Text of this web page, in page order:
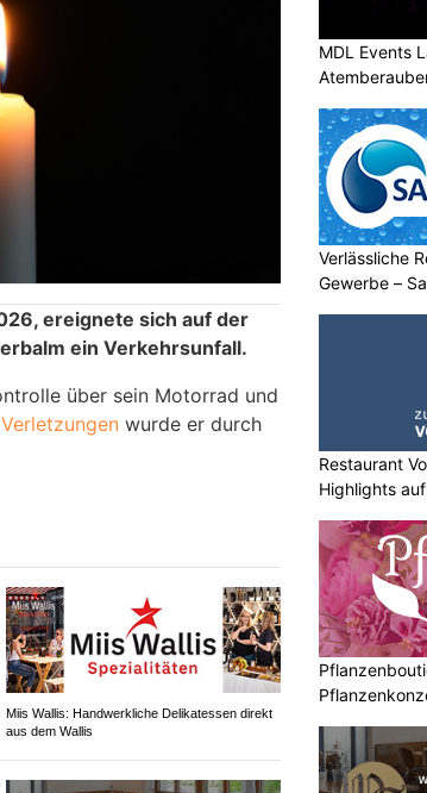
ereignete sich auf der
ein Verkehrsunfall.
über sein Motorrad und
wurde er durch
Miis Wallis: Handwerkliche Delikatessen direkt
aus dem Wallis
MDL Events
Verlässliche
Gewerbe –
Restaurant
Highlights